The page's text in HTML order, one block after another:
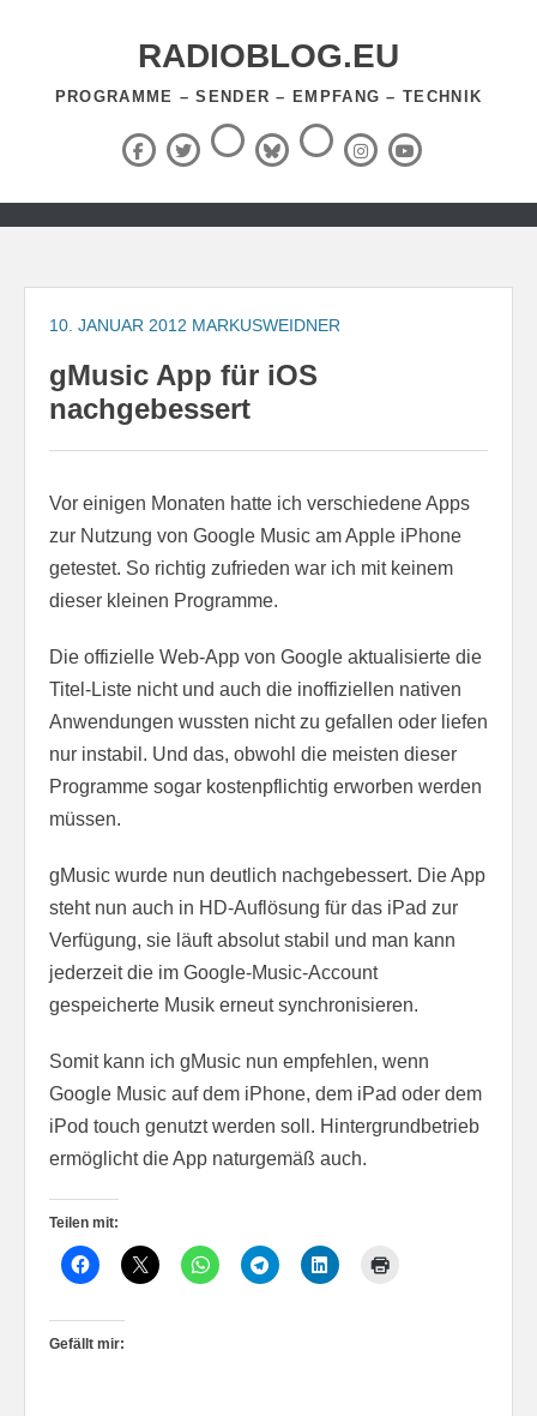
RADIOBLOG.EU
PROGRAMME – SENDER – EMPFANG – TECHNIK
Facebook
X
(Twitter)
ThreadsBlueSky
RSS-
Feed InstagramYouTube
Zum
springen
10. JANUAR 2012 MARKUSWEIDNER
gMusic App für iOS
nachgebessert
Vor einigen Monaten hatte ich verschiedene Apps
zur Nutzung von Google Music am Apple iPhone
getestet. So richtig zufrieden war ich mit keinem
dieser kleinen Programme.
Die offizielle Web-App von Google aktualisierte die
Titel-Liste nicht und auch die inoffiziellen nativen
Anwendungen wussten nicht zu gefallen oder liefen
nur instabil. Und das, obwohl die meisten dieser
Programme sogar kostenpflichtig erworben werden
müssen.
gMusic wurde nun deutlich nachgebessert. Die App
steht nun auch in HD-Auflösung für das iPad zur
Verfügung, sie läuft absolut stabil und man kann
jederzeit die im Google-Music-Account
gespeicherte Musik erneut synchronisieren.
Somit kann ich gMusic nun empfehlen, wenn
Google Music auf dem iPhone, dem iPad oder dem
iPod touch genutzt werden soll. Hintergrundbetrieb
ermöglicht die App naturgemäß auch.
Teilen mit:
Gefällt mir: